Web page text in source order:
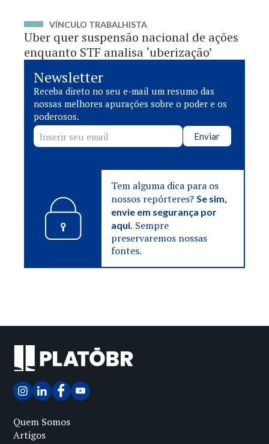
VÍNCULO TRABALHISTA
Uber quer suspensão nacional de ações
enquanto STF analisa ‘uberização’
Newsletter
Receba direto no seu e-mail um resumo das
nossas melhores apurações sobre o poder e os
poderosos.
Enviar
Tem alguma dica para os
nossos repórteres?Se sim,
envie em segurança por
aqui. Sempre
preservaremos nossas
fontes.
Quem Somos
Artigos